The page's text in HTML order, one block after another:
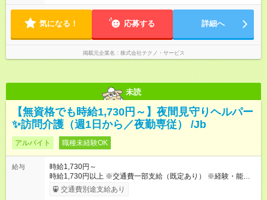
気になる！ 応募する 詳細へ
掲載元企業名 株式会社テクノ・サービス
未読
【無資格でも時給1,730円～】夜間見守りヘルパー
✨訪問介護（週1日から／夜勤専従） /Jb
アルバイト 職種未経験OK
給与
時給1,730円～
時給1,730円以上 ※交通費一部支給（既定あり） ※経験・能力を
考慮して決定します 【収入例】 週1回勤務の場合：1,730円×8時
間×4回=5万5,360円 週3回勤務の場合：1,730円×8時間×12回
交通費別途支給あり